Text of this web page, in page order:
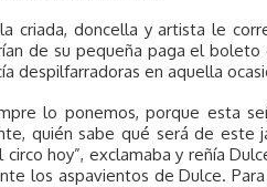
criada, doncella y artista le
de su pequeña paga el boleto
despilfarradoras en aquella
lo ponemos, porque esta
quién sabe qué será de este
hoy”, exclamaba y reñía
los aspavientos de Dulce. Para